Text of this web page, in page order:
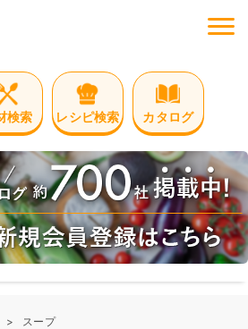
検索 レシピ検索 カタログ
スープ